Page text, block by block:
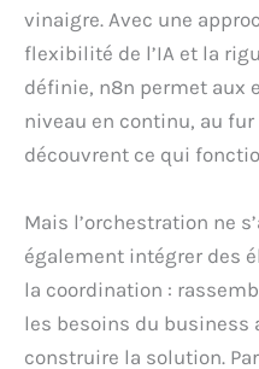
vinaigre. Avec une
flexibilité de l’IA et la
définie, n8n permet aux
niveau en continu, au fur
découvrent ce qui
Mais l’orchestration ne
également intégrer des
la coordination :
les besoins du business
construire la solution.